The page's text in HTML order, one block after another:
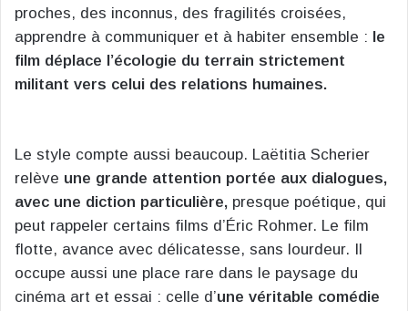
proches, des inconnus, des fragilités croisées,
apprendre à communiquer et à habiter ensemble : le
film déplace l’écologie du terrain strictement
militant vers celui des relations humaines.
Le style compte aussi beaucoup. Laëtitia Scherier
relève une grande attention portée aux dialogues,
avec une diction particulière, presque poétique, qui
peut rappeler certains films d’Éric Rohmer. Le film
flotte, avance avec délicatesse, sans lourdeur. Il
occupe aussi une place rare dans le paysage du
cinéma art et essai : celle d’une véritable comédie